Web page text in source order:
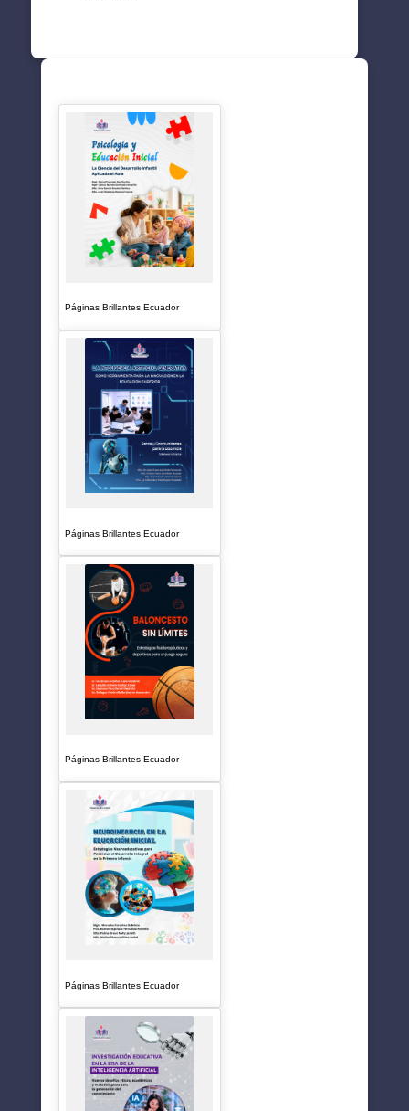
Páginas Brillantes Ecuador
Páginas Brillantes Ecuador
Páginas Brillantes Ecuador
Páginas Brillantes Ecuador